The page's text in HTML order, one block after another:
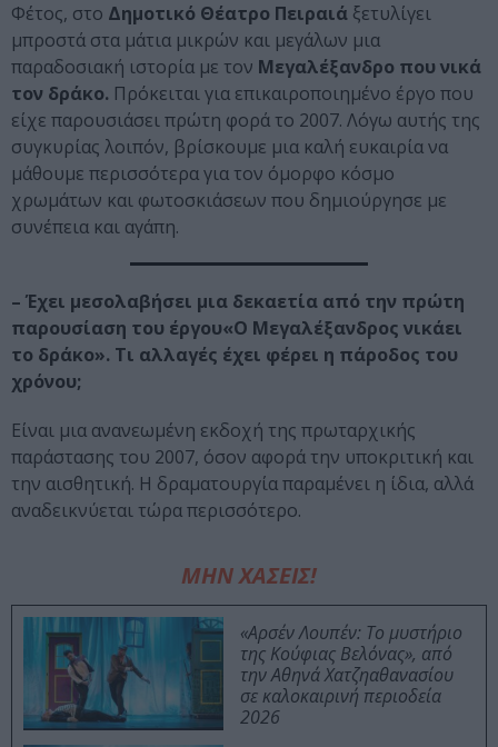
Φέτος, στο Δημοτικό Θέατρο Πειραιά ξετυλίγει
μπροστά στα μάτια μικρών και μεγάλων μια
παραδοσιακή ιστορία με τον Μεγαλέξανδρο που νικά
τον δράκο. Πρόκειται για επικαιροποιημένο έργο που
είχε παρουσιάσει πρώτη φορά το 2007. Λόγω αυτής της
συγκυρίας λοιπόν, βρίσκουμε μια καλή ευκαιρία να
μάθουμε περισσότερα για τον όμορφο κόσμο
χρωμάτων και φωτοσκιάσεων που δημιούργησε με
συνέπεια και αγάπη.
– Έχει μεσολαβήσει μια δεκαετία από την πρώτη
παρουσίαση του έργου«Ο Μεγαλέξανδρος νικάει
το δράκο». Τι αλλαγές έχει φέρει η πάροδος του
χρόνου;
Είναι μια ανανεωμένη εκδοχή της πρωταρχικής
παράστασης του 2007, όσον αφορά την υποκριτική και
την αισθητική. Η δραματουργία παραμένει η ίδια, αλλά
αναδεικνύεται τώρα περισσότερο.
ΜΗΝ ΧΑΣΕΙΣ!
«Αρσέν Λουπέν: Το μυστήριο
της Κούφιας Βελόνας», από
την Αθηνά Χατζηαθανασίου
σε καλοκαιρινή περιοδεία
2026